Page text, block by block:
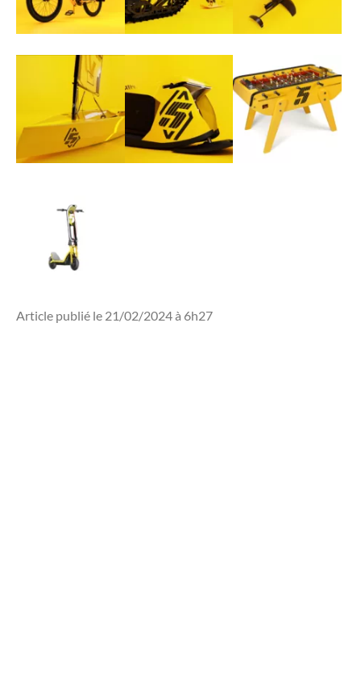
Article publié le 21/02/2024 à 6h27